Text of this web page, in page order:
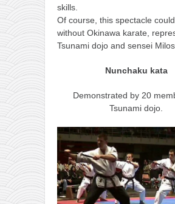
istorija karatea
bubishi
passai
temashiwari
kobudo
nunchaku
skills.
Of course, this spectacle
without Okinawa karate,
Tsunami dojo and sensei
Nunchaku kata
Demonstrated by 20
Tsunami dojo.